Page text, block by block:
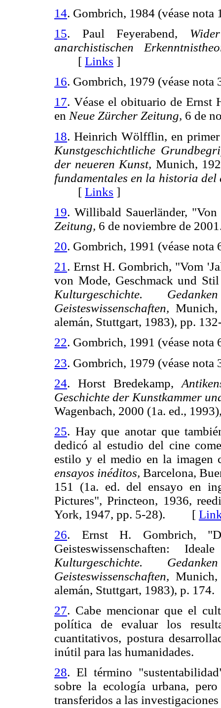
14. Gombrich, 1984 (véase nota
15. Paul Feyerabend,
anarchistischen
[ Links ]
16. Gombrich, 1979 (véase nota
17. Véase el obituario de Ernst
en Neue Zürcher Zeitung, 6 de
18. Heinrich Wölfflin, en
Kunstgeschichtliche
der neueren Kunst, Munich,
fundamentales en la historia del
[ Links ]
19. Willibald Sauerländer,
Zeitung, 6 de noviembre de
20. Gombrich, 1991 (véase nota
21 . Ernst H. Gombrich, "Vom
von Mode, Geschmack und
Kulturgeschichte.
Geisteswissenschaften,
alemán, Stuttgart, 1983), pp.
22. Gombrich, 1991 (véase nota
23. Gombrich, 1979 (véase nota
24. Horst Bredekamp,
Geschichte der Kunstkammer
Wagenbach, 2000 (1a. ed.,
25. Hay que anotar que
dedicó al estudio del cine
estilo y el medio en la imagen
ensayos inéditos, Barcelona,
151 (1a. ed. del ensayo en
Pictures", Princteon, 1936,
York, 1947, pp. 5-28). [
26. Ernst H. Gombrich,
Geisteswissenschaften:
Kulturgeschichte.
Geisteswissenschaften,
alemán, Stuttgart, 1983), p.
27. Cabe mencionar que el
política de evaluar los
cuantitativos, postura
inútil para las humanidades.
28. El término
sobre la ecología urbana,
transferidos a las investigaciones